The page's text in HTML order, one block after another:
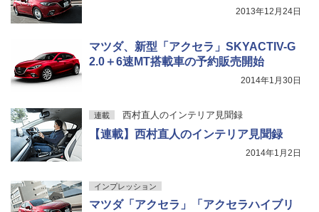
2013年12月24日
マツダ、新型「アクセラ」SKYACTIV-G
2.0＋6速MT搭載車の予約販売開始
2014年1月30日
連載 西村直人のインテリア見聞録
【連載】西村直人のインテリア見聞録
2014年1月2日
インプレッション
マツダ「アクセラ」「アクセラハイブリ